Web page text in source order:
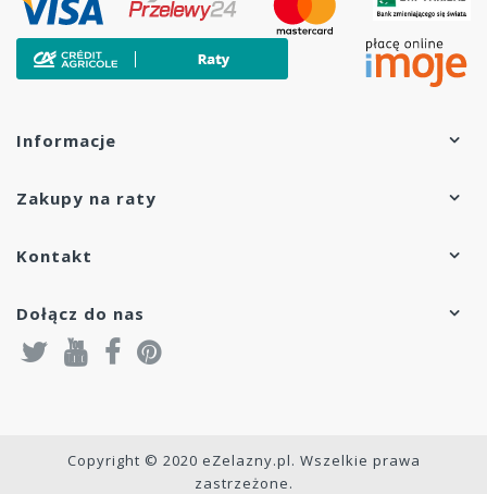
Informacje
Zakupy na raty
Kontakt
Dołącz do nas
Copyright © 2020 eZelazny.pl. Wszelkie prawa
zastrzeżone.